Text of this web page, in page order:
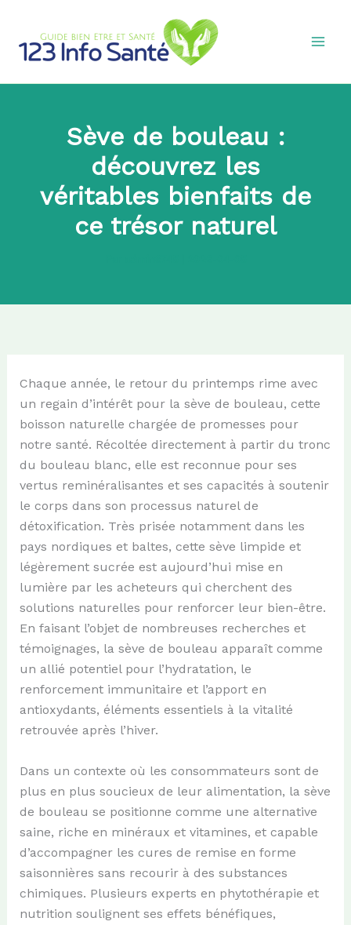
contenu
Sève de bouleau :
découvrez les
véritables bienfaits de
ce trésor naturel
Chaque année, le retour du printemps rime avec
un regain d’intérêt pour la sève de bouleau, cette
boisson naturelle chargée de promesses pour
notre santé. Récoltée directement à partir du tronc
du bouleau blanc, elle est reconnue pour ses
vertus reminéralisantes et ses capacités à soutenir
le corps dans son processus naturel de
détoxification. Très prisée notamment dans les
pays nordiques et baltes, cette sève limpide et
légèrement sucrée est aujourd’hui mise en
lumière par les acheteurs qui cherchent des
solutions naturelles pour renforcer leur bien-être.
En faisant l’objet de nombreuses recherches et
témoignages, la sève de bouleau apparaît comme
un allié potentiel pour l’hydratation, le
renforcement immunitaire et l’apport en
antioxydants, éléments essentiels à la vitalité
retrouvée après l’hiver.
Dans un contexte où les consommateurs sont de
plus en plus soucieux de leur alimentation, la sève
de bouleau se positionne comme une alternative
saine, riche en minéraux et vitamines, et capable
d’accompagner les cures de remise en forme
saisonnières sans recourir à des substances
chimiques. Plusieurs experts en phytothérapie et
nutrition soulignent ses effets bénéfiques,